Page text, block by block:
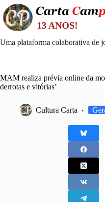
Skip
to
content
Uma plataforma colaborativa de
MAM realiza prévia online da
derrotas e vitórias’
Cultura Carta